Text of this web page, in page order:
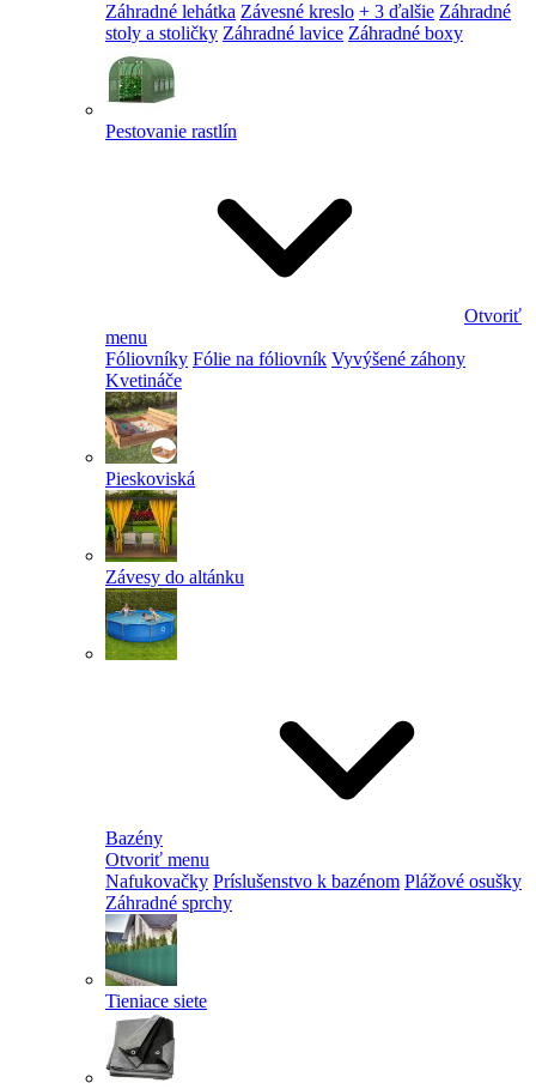
Záhradné lehátka Závesné kreslo + 3 ďalšie Záhradné
stoly a stoličky Záhradné lavice Záhradné boxy
Pestovanie rastlín
Otvoriť
menu
Fóliovníky Fólie na fóliovník Vyvýšené záhony
Kvetináče
Pieskoviská
Závesy do altánku
Bazény
Otvoriť menu
Nafukovačky Príslušenstvo k bazénom Plážové osušky
Záhradné sprchy
Tieniace siete